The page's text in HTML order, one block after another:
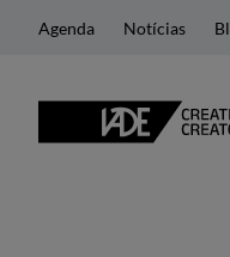
Agenda Notícias